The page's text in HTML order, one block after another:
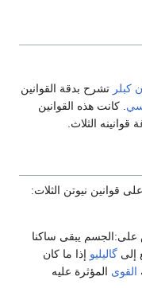
كبلر تشرح بدقة القوانين
. كانت هذه القوانين
الثلاث.
قوانين نيوتن الثلات:
على:الجسم يبقى ساكنا
إلى گاليليو إذا ما كان
القوى المؤثرة عليه